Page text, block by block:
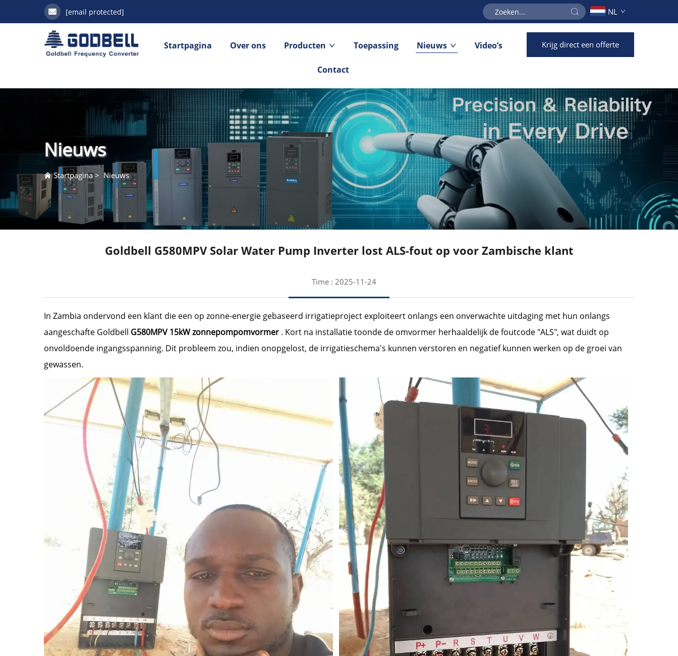
[email protected] NL
Startpagina Over ons Producten Toepassing Nieuws Video’s
Contact
Krijg direct een offerte
Nieuws
Startpagina> Nieuws
Goldbell G580MPV Solar Water Pump Inverter lost ALS-fout op voor Zambische klant
Time : 2025-11-24
In Zambia ondervond een klant die een op zonne-energie gebaseerd irrigatieproject exploiteert onlangs een onverwachte uitdaging met hun onlangs
aangeschafte Goldbell G580MPV 15kW zonnepompomvormer . Kort na installatie toonde de omvormer herhaaldelijk de foutcode "ALS", wat duidt op
onvoldoende ingangsspanning. Dit probleem zou, indien onopgelost, de irrigatieschema's kunnen verstoren en negatief kunnen werken op de groei van
gewassen.